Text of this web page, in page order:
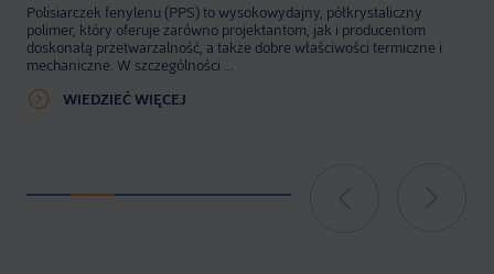
Poliamid (PA) to syntetyczny polimer o wysokiej wydajności, którego
regularnie używamy w Grupie Grávalos, zwłaszcza w częściach, które
będą narażone na tarcie, naprężenia mechaniczne, a ...